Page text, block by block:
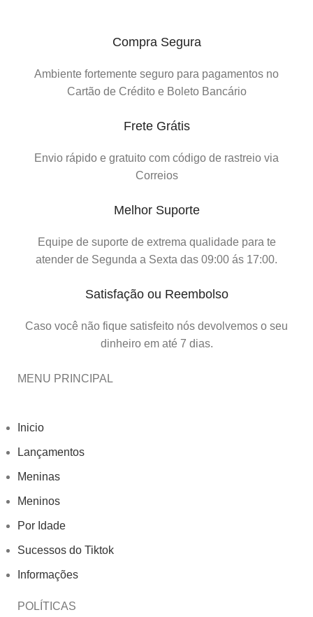
Compra Segura
Ambiente fortemente seguro para pagamentos no
Cartão de Crédito e Boleto Bancário
Frete Grátis
Envio rápido e gratuito com código de rastreio via
Correios
Melhor Suporte
Equipe de suporte de extrema qualidade para te
atender de Segunda a Sexta das 09:00 ás 17:00.
Satisfação ou Reembolso
Caso você não fique satisfeito nós devolvemos o seu
dinheiro em até 7 dias.
MENU PRINCIPAL
Inicio
Lançamentos
Meninas
Meninos
Por Idade
Sucessos do Tiktok
Informações
POLÍTICAS